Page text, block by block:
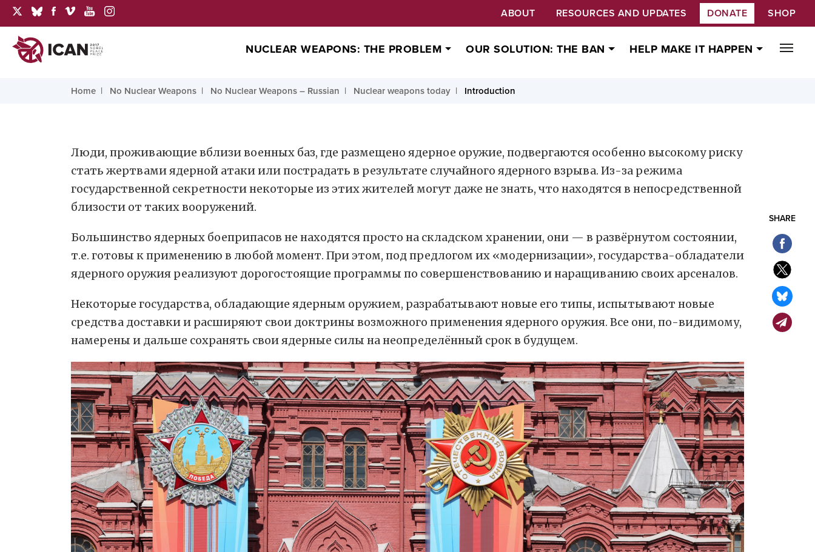
ABOUT RESOURCES AND UPDATES DONATE SHOP
NUCLEAR WEAPONS: THE PROBLEM OUR SOLUTION: THE BAN HELP MAKE IT HAPPEN
Home No Nuclear Weapons No Nuclear Weapons – Russian Nuclear weapons today Introduction
SHARE
Люди, проживающие вблизи военных баз, где размещено ядерное оружие, подвергаются особенно высокому риску
стать жертвами ядерной атаки или пострадать в результате случайного ядерного взрыва. Из-за режима
государственной секретности некоторые из этих жителей могут даже не знать, что находятся в непосредственной
близости от таких вооружений.
Большинство ядерных боеприпасов не находятся просто на складском хранении, они — в развёрнутом состоянии,
т.е. готовы к применению в любой момент. При этом, под предлогом их «модернизации», государства-обладатели
ядерного оружия реализуют дорогостоящие программы по совершенствованию и наращиванию своих арсеналов.
Некоторые государства, обладающие ядерным оружием, разрабатывают новые его типы, испытывают новые
средства доставки и расширяют свои доктрины возможного применения ядерного оружия. Все они, по-видимому,
намерены и дальше сохранять свои ядерные силы на неопределённый срок в будущем.